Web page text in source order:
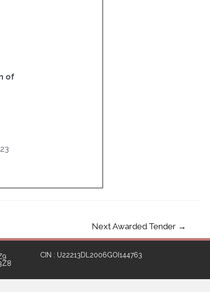
of
Next Awarded Tender →
CIN : U22213DL2006GOI144763